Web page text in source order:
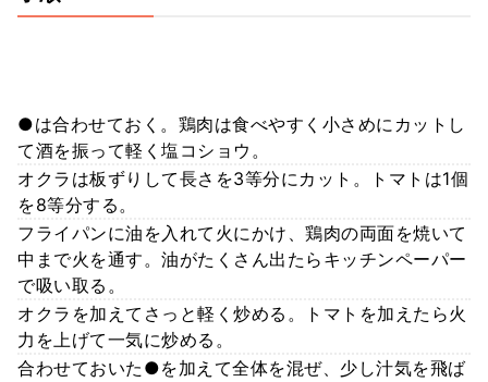
●は合わせておく。鶏肉は食べやすく小さめにカットし
て酒を振って軽く塩コショウ。
オクラは板ずりして長さを3等分にカット。トマトは1個
を8等分する。
フライパンに油を入れて火にかけ、鶏肉の両面を焼いて
中まで火を通す。油がたくさん出たらキッチンペーパー
で吸い取る。
オクラを加えてさっと軽く炒める。トマトを加えたら火
力を上げて一気に炒める。
合わせておいた●を加えて全体を混ぜ、少し汁気を飛ば